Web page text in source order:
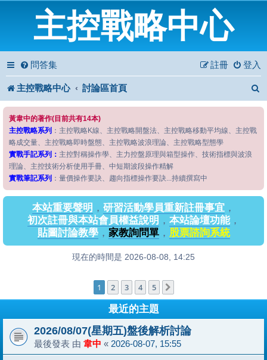
主控戰略中心
問答集 登入
註冊
主控戰略中心 討論區首頁
黃韋中的著作(目前共有14本)
主控戰略系列 ：主控戰略K線、主控戰略開盤法、主控戰略移動平均線、主控戰
略成交量、主控戰略即時盤態、主控戰略波浪理論、主控戰略型態學
實戰手記系列： 主控對稱操作學、主力控盤原理與箱型操作、技術指標與波浪
理論、主控技術分析使用手冊、中短期波段操作精解
實戰筆記系列 ：量價操作要訣、趨向指標操作要訣...持續撰寫中
本站重要聲明 ， 研習活動學員重新註冊事宜 ，
初次註冊與本站會員權益說明 ， 本站論壇功能，
貼圖討論教學， 家教詢問單， 股票諮詢系統
現在的時間是 2026-08-08, 14:25
1 2 3 4 5
最近的主題
2026/08/07(星期五)盤後解析討論
最後發表 由 韋中 « 2026-08-07, 15:55